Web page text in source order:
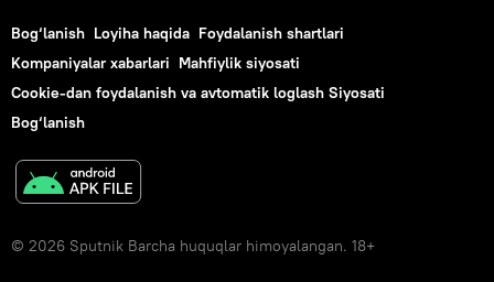
Bog‘lanish Loyiha haqida Foydalanish shartlari
Kompaniyalar xabarlari Mahfiylik siyosati
Cookie-dan foydalanish va avtomatik loglash Siyosati
Bog‘lanish
© 2026 Sputnik Barcha huquqlar himoyalangan. 18+